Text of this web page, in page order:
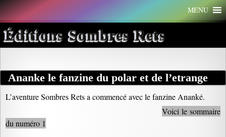
Aller
au
contenu
MENU
Éditions Sombres Rets
Ananke le fanzine du polar et de l’etrange
L’aventure Sombres Rets a commencé avec le fanzine Ananké.
Voici le sommaire
du numéro 1